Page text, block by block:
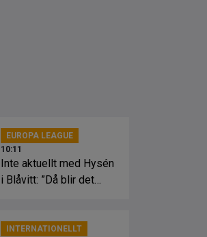
EUROPA LEAGUE
10:11
Inte aktuellt med Hysén
i Blåvitt: ”Då blir det
INTERNATIONELLT